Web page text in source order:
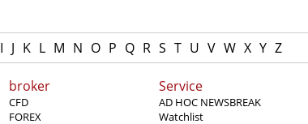
I J K L M N O P Q R S T U V W X Y Z
broker
CFD
FOREX
Service
AD HOC NEWSBREAK
Watchlist